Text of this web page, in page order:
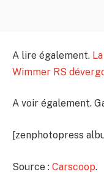
A lire également.
Wimmer RS
A voir également.
[zenphotopress
Source : Carscoop.